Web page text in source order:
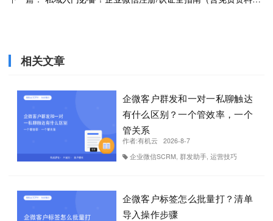
相关文章
企微客户群发和一对一私聊触达
有什么区别？一个管效率，一个
管关系
作者:有机云
2026-8-7
企业微信SCRM, 群发助手, 运营技巧
企微客户标签怎么批量打？清单
导入操作步骤